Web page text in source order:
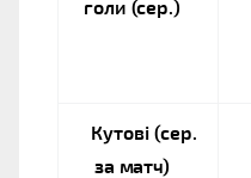
голи (сер.)
Кутові (сер.
за матч)